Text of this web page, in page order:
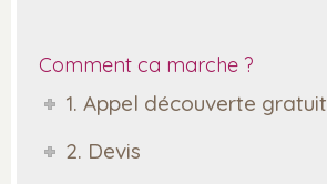
Comment ca marche ?
1. Appel découverte gratuit
2. Devis